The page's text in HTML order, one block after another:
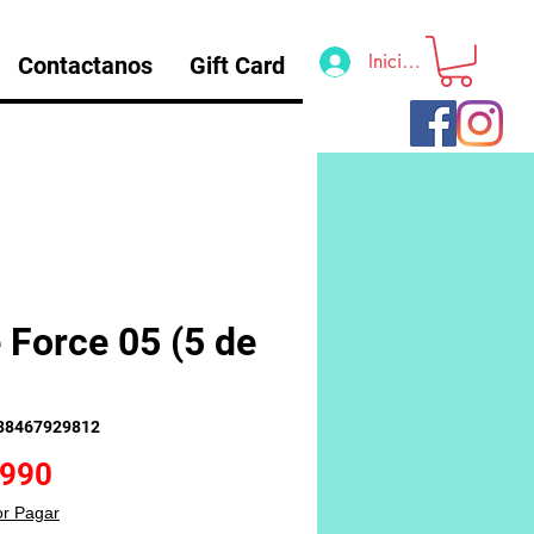
Contactanos Gift Card Iniciar sesión
Force 05 (5 de
Pagar